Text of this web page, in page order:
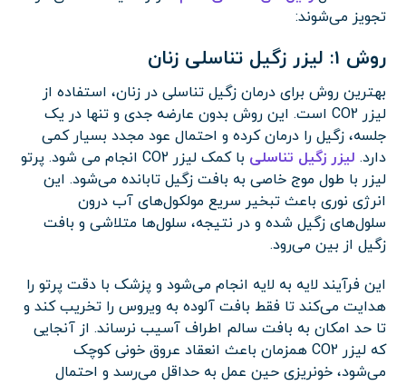
تجویز می‌شوند:
روش 1: لیزر زگیل تناسلی زنان
بهترین روش برای درمان زگیل تناسلی در زنان، استفاده از
لیزر CO2 است. این روش بدون عارضه جدی و تنها در یک
جلسه، زگیل را درمان کرده و احتمال عود مجدد بسیار کمی
دارد. لیزر زگیل تناسلی
با کمک لیزر CO2 انجام می شود. پرتو
لیزر با طول موج خاصی به بافت زگیل تابانده می‌شود. این
انرژی نوری باعث تبخیر سریع مولکول‌های آب درون
سلول‌های زگیل شده و در نتیجه، سلول‌ها متلاشی و بافت
زگیل از بین می‌رود.
این فرآیند لایه به لایه انجام می‌شود و پزشک با دقت پرتو را
هدایت می‌کند تا فقط بافت آلوده به ویروس را تخریب کند و
تا حد امکان به بافت سالم اطراف آسیب نرساند. از آنجایی
که لیزر CO2 همزمان باعث انعقاد عروق خونی کوچک
می‌شود، خونریزی حین عمل به حداقل می‌رسد و احتمال